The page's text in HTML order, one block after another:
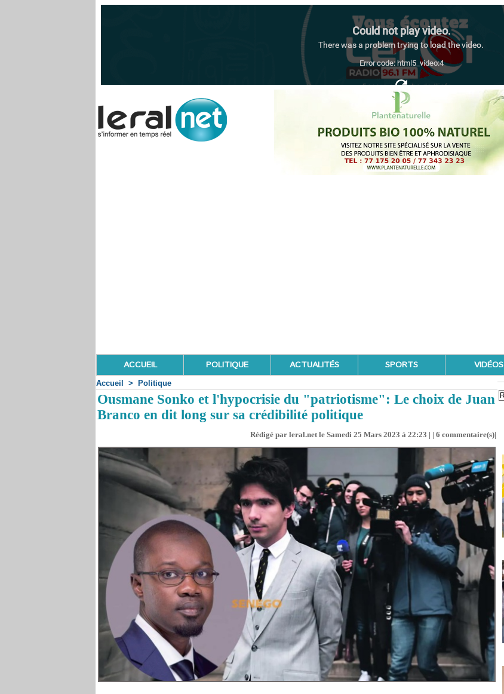
ACCUEIL POLITIQUE ACTUALITÉS SPORTS VIDÉOS
Accueil > Politique
Ousmane Sonko et l'hypocrisie du "patriotisme": Le choix de Juan
Branco en dit long sur sa crédibilité politique
Rédigé par leral.net le Samedi 25 Mars 2023 à 22:23 | | 6 commentaire(s)|